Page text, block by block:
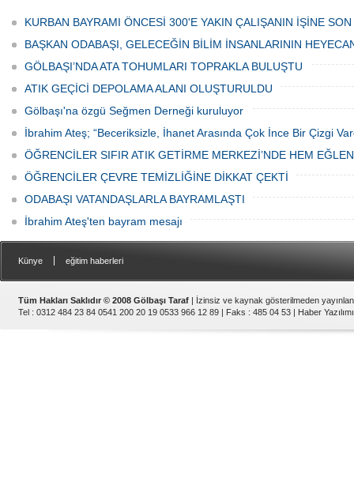
Haftası" etkinlikleri Ankara'da devam
ediyor.
bulunan esnaf ve alışverişe gelen
vatandaşlar park cezaları yüzünden
canından bezdi.
KURBAN BAYRAMI ÖNCESİ 300'E YAKIN ÇALIŞANIN İŞİNE
BAŞKAN ODABAŞI, GELECEĞİN BİLİM İNSANLARININ
GÖLBAŞI’NDA ATA TOHUMLARI TOPRAKLA BULUŞTU
ATIK GEÇİCİ DEPOLAMA ALANI OLUŞTURULDU
Gölbaşı'na özgü Seğmen Derneği kuruluyor
İbrahim Ateş; “Beceriksizle, İhanet Arasında Çok İnce Bir Çizgi
ÖĞRENCİLER SIFIR ATIK GETİRME MERKEZİ’NDE HEM
ÖĞRENCİLER ÇEVRE TEMİZLİĞİNE DİKKAT ÇEKTİ
ODABAŞI VATANDAŞLARLA BAYRAMLAŞTI
İbrahim Ateş'ten bayram mesajı
Künye eğitim haberleri
Tüm Hakları Saklıdır © 2008 Gölbaşı Taraf | İzinsiz ve kaynak gösterilmeden
Tel : 0312 484 23 84 0541 200 20 19 0533 966 12 89 | Faks : 485 04 53 | Haber Yazılımı